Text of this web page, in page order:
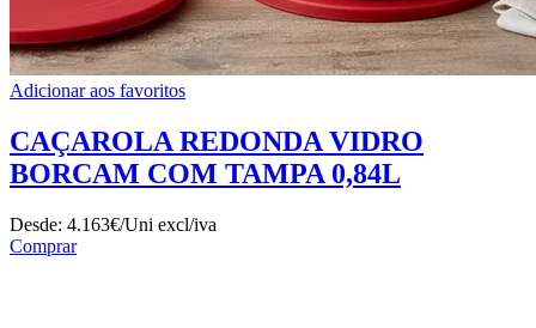
Adicionar aos favoritos
CAÇAROLA REDONDA VIDRO
BORCAM COM TAMPA 0,84L
Desde: 4.163€/Uni excl/iva
Comprar